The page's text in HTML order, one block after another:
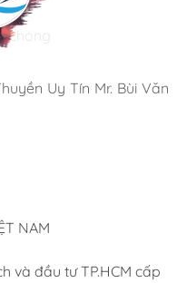
Uy Tín Mr. Bùi Văn
chuyên nghiệp
phẩm tốt ngay tại Việt
chóng
NAM
và đầu tư TP.HCM cấp